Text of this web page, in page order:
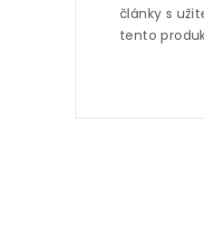
články s
tento